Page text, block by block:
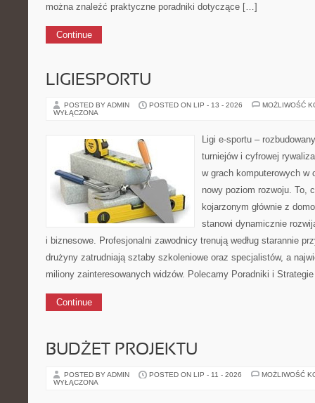
można znaleźć praktyczne poradniki dotyczące […]
Continue
LIGIESPORTU
POSTED BY ADMIN POSTED ON LIP - 13 - 2026
MOŻLIWOŚĆ
WYŁĄCZONA
Ligi e-sportu –
turniejów i cyfrowej
w grach komputerowych w
nowy poziom rozwoju. To,
kojarzonym głównie z
stanowi dynamicznie
i biznesowe. Profesjonalni zawodnicy trenują według starannie
drużyny zatrudniają sztaby szkoleniowe oraz specjalistów, a
miliony zainteresowanych widzów. Polecamy Poradniki i
Continue
BUDŻET PROJEKTU
POSTED BY ADMIN POSTED ON LIP - 11 - 2026
MOŻLIWOŚĆ
WYŁĄCZONA